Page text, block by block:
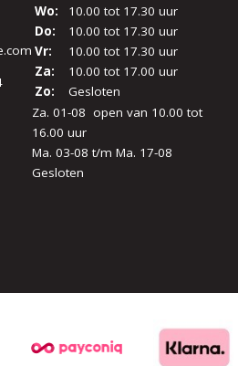
Wo:
10.00 tot 17.30 uur
Do:
10.00 tot 17.30 uur
Vr:
10.00 tot 17.30 uur
Za:
10.00 tot 17.00 uur
Zo:
Gesloten
Za. 01-08 open van 10.00 tot
16.00 uur
Ma. 03-08 t/m Ma. 17-08
Gesloten